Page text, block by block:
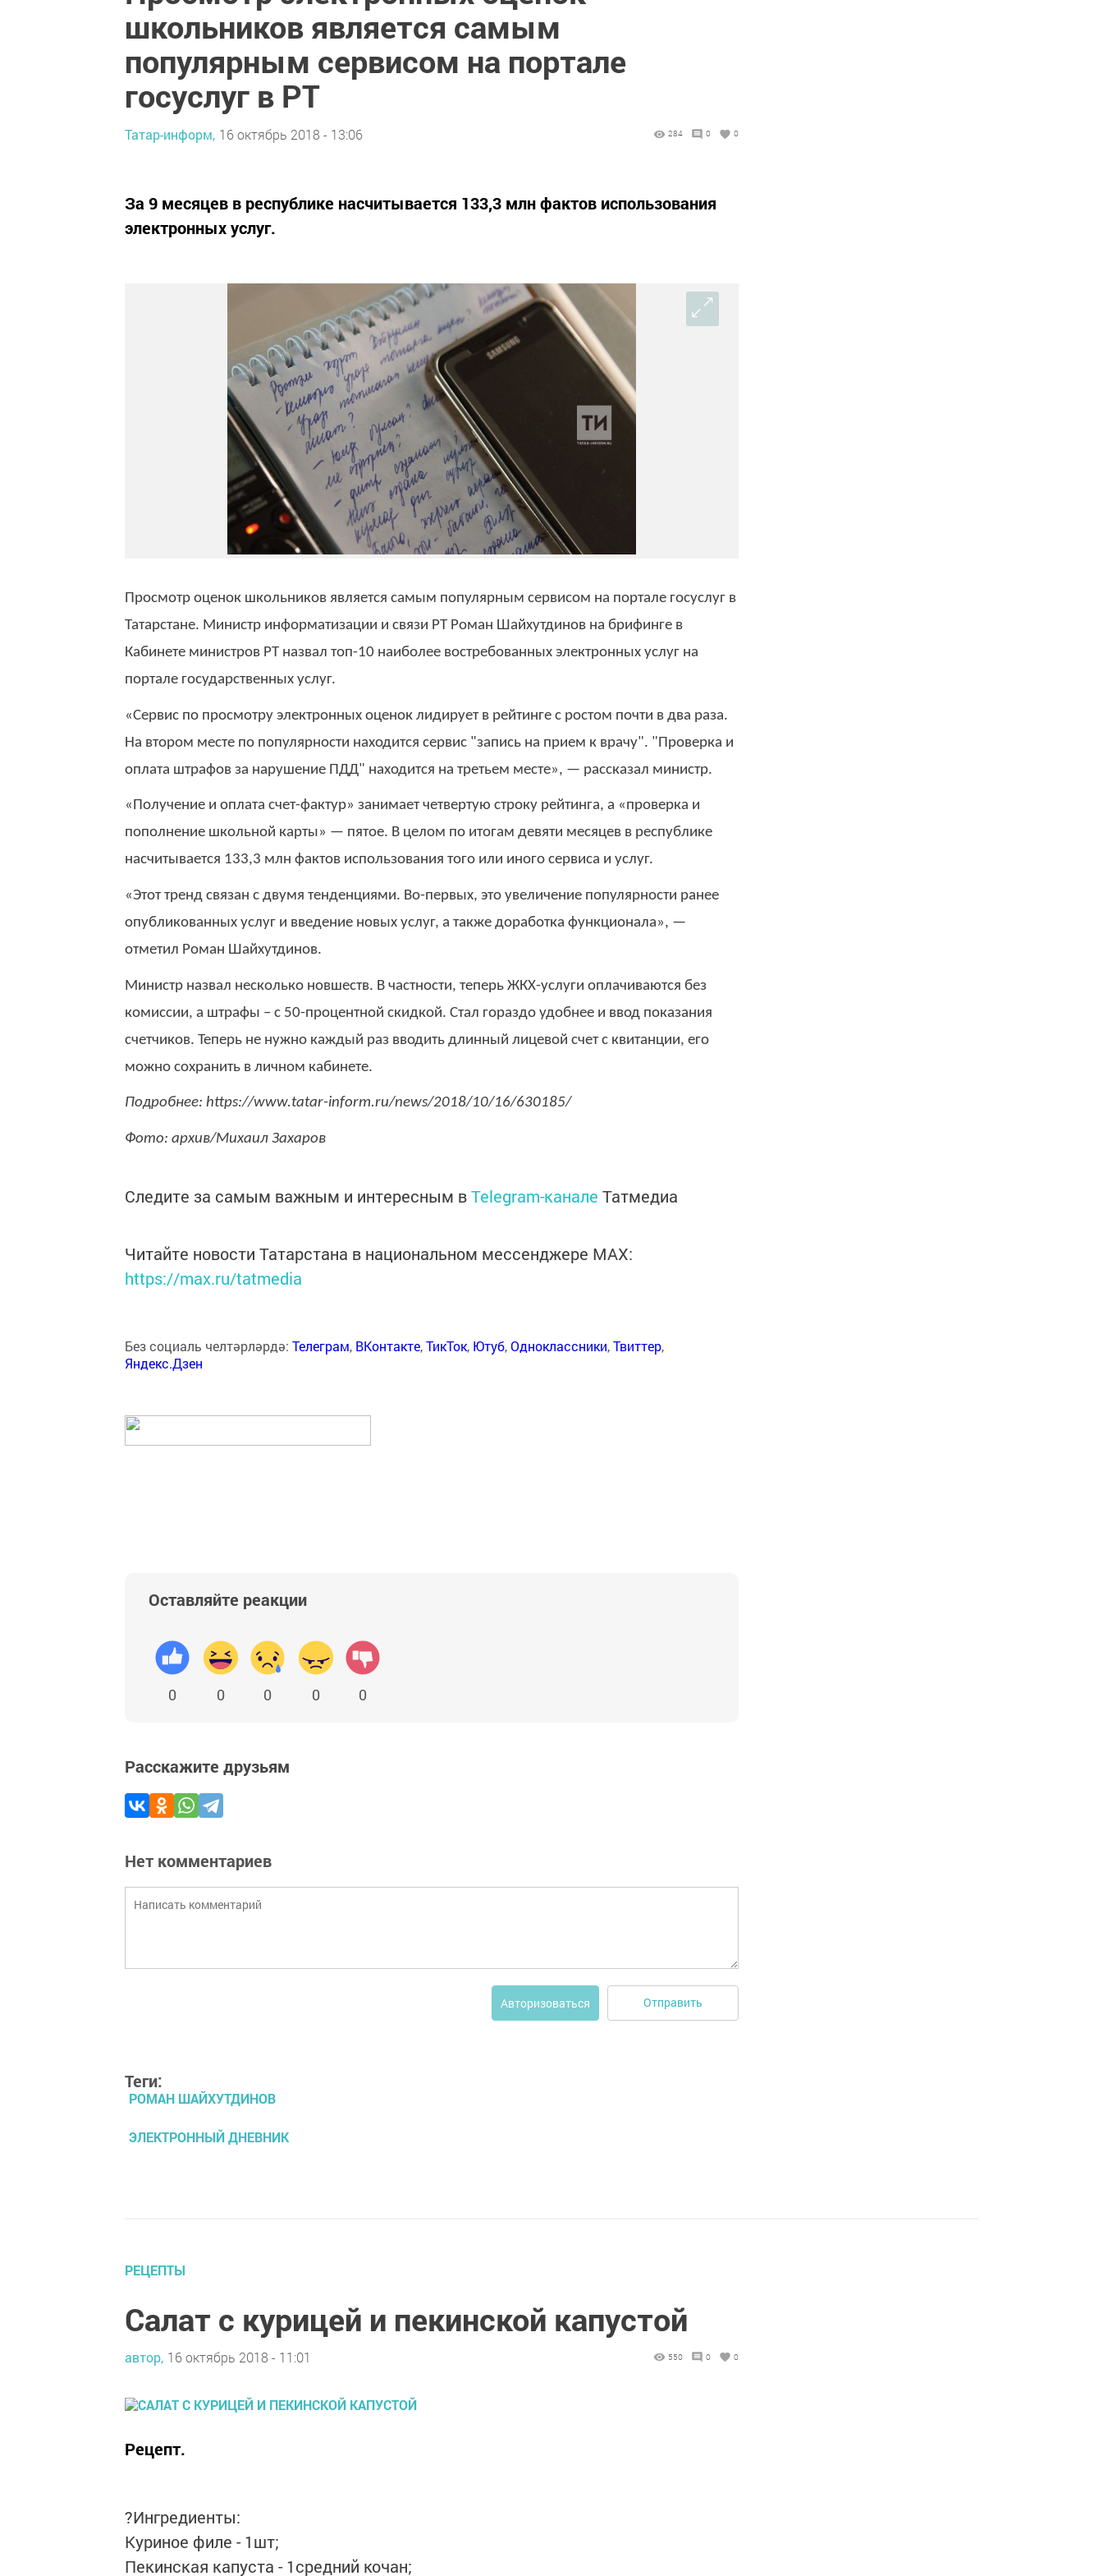
школьников является самым
популярным сервисом на портале
госуслуг в РТ
Татар-информ, 16 октябрь 2018 - 13:06 284 0 0
За 9 месяцев в республике насчитывается 133,3 млн фактов использования
электронных услуг.
Просмотр оценок школьников является самым популярным сервисом на портале госуслуг в
Татарстане. Министр информатизации и связи РТ Роман Шайхутдинов на брифинге в
Кабинете министров РТ назвал топ-10 наиболее востребованных электронных услуг на
портале государственных услуг.
«Сервис по просмотру электронных оценок лидирует в рейтинге с ростом почти в два раза.
На втором месте по популярности находится сервис "запись на прием к врачу". "Проверка и
оплата штрафов за нарушение ПДД" находится на третьем месте», — рассказал министр.
«Получение и оплата счет-фактур» занимает четвертую строку рейтинга, а «проверка и
пополнение школьной карты» — пятое. В целом по итогам девяти месяцев в республике
насчитывается 133,3 млн фактов использования того или иного сервиса и услуг.
«Этот тренд связан с двумя тенденциями. Во-первых, это увеличение популярности ранее
опубликованных услуг и введение новых услуг, а также доработка функционала», —
отметил Роман Шайхутдинов.
Министр назвал несколько новшеств. В частности, теперь ЖКХ-услуги оплачиваются без
комиссии, а штрафы – с 50-процентной скидкой. Стал гораздо удобнее и ввод показания
счетчиков. Теперь не нужно каждый раз вводить длинный лицевой счет с квитанции, его
можно сохранить в личном кабинете.
Подробнее: https://www.tatar-inform.ru/news/2018/10/16/630185/
Фото: архив/Михаил Захаров
Следите за самым важным и интересным вTelegram-канале Татмедиа
Читайте новости Татарстана в национальном мессенджере MАХ:
https://max.ru/tatmedia
Без социаль челтәрләрдә: Телеграм, ВКонтакте,ТикТок, Ютуб,Одноклассники,Твиттер,
Яндекс.Дзен
Оставляйте реакции
0 0 0 0 0
Расскажите друзьям
Нет комментариев
Авторизоваться Отправить
Теги:
РОМАН ШАЙХУТДИНОВ
ЭЛЕКТРОННЫЙ ДНЕВНИК
РЕЦЕПТЫ
Салат с курицей и пекинской капустой
автор, 16 октябрь 2018 - 11:01 550 0 0
Рецепт.
?Ингредиенты:
Куриное филе - 1шт;
Пекинская капуста - 1средний кочан;